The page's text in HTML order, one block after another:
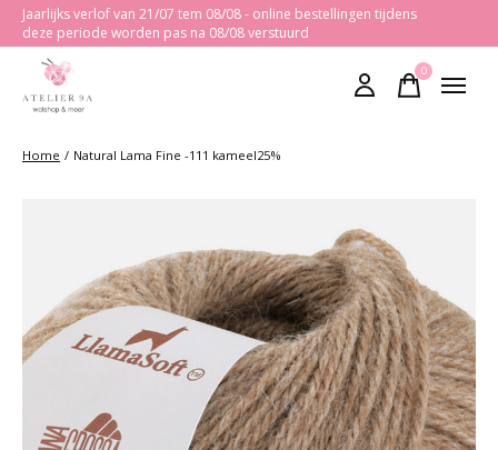
Jaarlijks verlof van 21/07 tem 08/08 - online bestellingen tijdens
deze periode worden pas na 08/08 verstuurd
0items
Home / Natural Lama Fine -111 kameel25%